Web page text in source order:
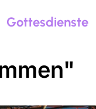
Gottesdienste